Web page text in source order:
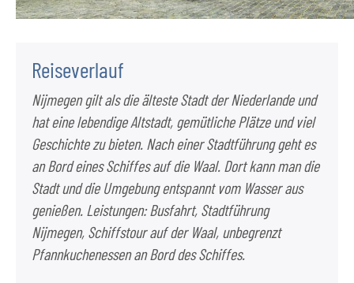
Reiseverlauf
Nijmegen gilt als die älteste Stadt der Niederlande und
hat eine lebendige Altstadt, gemütliche Plätze und viel
Geschichte zu bieten. Nach einer Stadtführung geht es
an Bord eines Schiffes auf die Waal. Dort kann man die
Stadt und die Umgebung entspannt vom Wasser aus
genießen. Leistungen: Busfahrt, Stadtführung
Nijmegen, Schiffstour auf der Waal, unbegrenzt
Pfannkuchenessen an Bord des Schiffes.